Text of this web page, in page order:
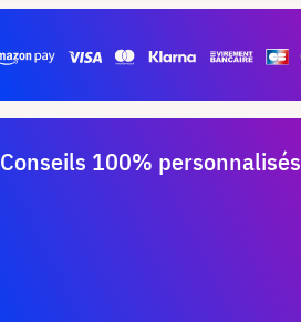
Conseils 100% personnalisés